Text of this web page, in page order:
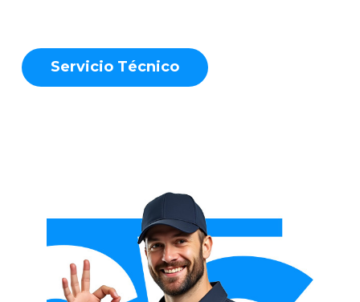
Servicio Técnico